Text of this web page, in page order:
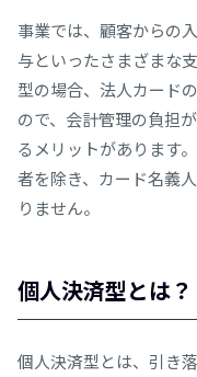
事業では、顧客からの
与といったさまざまな
型の場合、法人カード
ので、会計管理の負担
るメリットがあります
者を除き、カード名義
りません。
個人決済型とは？
個人決済型とは、引き